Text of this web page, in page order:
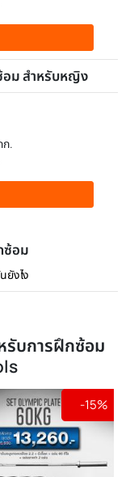
ม สำหรับหญิง
.
ซ้อม
ยังไง
บการฝึกซ้อม
-15%